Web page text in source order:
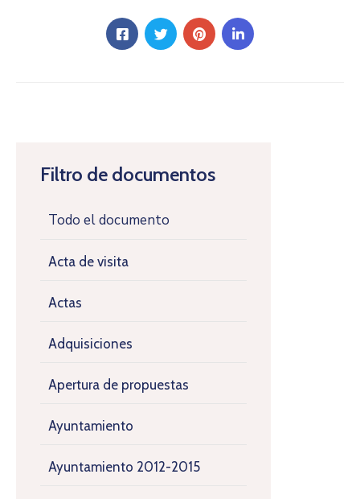
Filtro de documentos
Todo el documento
Acta de visita
Actas
Adquisiciones
Apertura de propuestas
Ayuntamiento
Ayuntamiento 2012-2015